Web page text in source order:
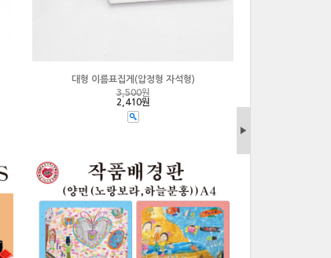
▶
대형 이름표집게(압정형 자석형)
3,500원
2,410원